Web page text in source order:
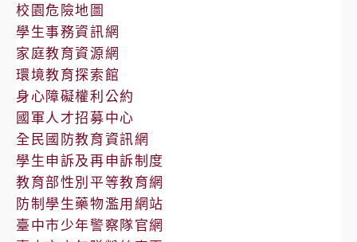
校園危險地圖
學生事務資訊網
家庭教育資源網
環境教育探索館
身心障礙權利公約
國軍人才招募中心
全民國防教育資訊網
學生申訴及再申訴制度
教育部性別平等教育網
防制學生藥物濫用網站
臺中市少年警察隊官網